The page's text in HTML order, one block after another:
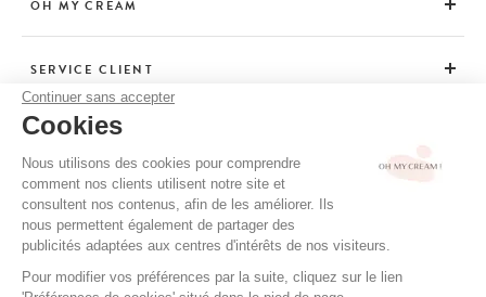
Continuer sans accepter
Cookies
Nous utilisons des cookies pour comprendre
comment nos clients utilisent notre site et
consultent nos contenus, afin de les améliorer. Ils
nous permettent également de partager des
publicités adaptées aux centres d'intérêts de nos visiteurs.
Pour modifier vos préférences par la suite, cliquez sur le lien
OH MY CREAM
SERVICE CLIENT
CONSEILS
CGV / CGU
MENTIONS LÉGALES
POLITIQUE DE CONFIDENTIALITÉ